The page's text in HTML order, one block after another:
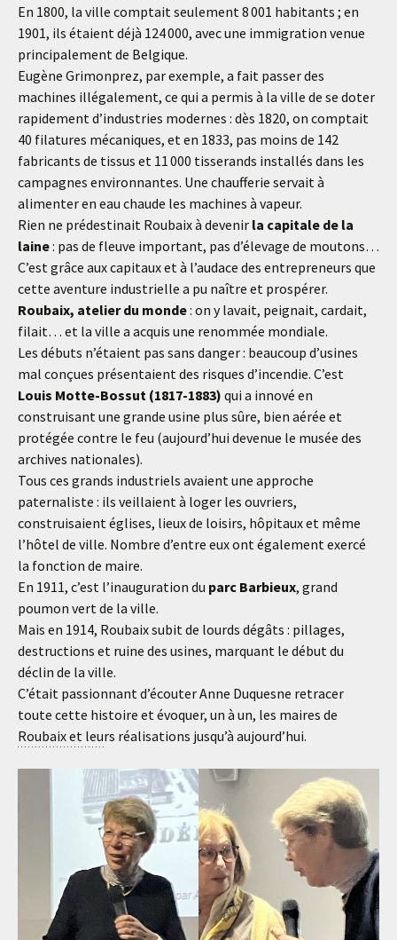
En 1800, la ville comptait seulement 8 001 habitants ; en
1901, ils étaient déjà 124 000, avec une immigration venue
principalement de Belgique.
Eugène Grimonprez, par exemple, a fait passer des
machines illégalement, ce qui a permis à la ville de se doter
rapidement d’industries modernes : dès 1820, on comptait
40 filatures mécaniques, et en 1833, pas moins de 142
fabricants de tissus et 11 000 tisserands installés dans les
campagnes environnantes. Une chaufferie servait à
alimenter en eau chaude les machines à vapeur.
Rien ne prédestinait Roubaix à devenir la capitale de la
laine: pas de fleuve important, pas d’élevage de moutons…
C’est grâce aux capitaux et à l’audace des entrepreneurs que
cette aventure industrielle a pu naître et prospérer.
Roubaix, atelier du monde: on y lavait, peignait, cardait,
filait… et la ville a acquis une renommée mondiale.
Les débuts n’étaient pas sans danger : beaucoup d’usines
mal conçues présentaient des risques d’incendie. C’est
Louis Motte-Bossut (1817-1883) qui a innové en
construisant une grande usine plus sûre, bien aérée et
protégée contre le feu (aujourd’hui devenue le musée des
archives nationales).
Tous ces grands industriels avaient une approche
paternaliste : ils veillaient à loger les ouvriers,
construisaient églises, lieux de loisirs, hôpitaux et même
l’hôtel de ville. Nombre d’entre eux ont également exercé
la fonction de maire.
En 1911, c’est l’inauguration du parc Barbieux, grand
poumon vert de la ville.
Mais en 1914, Roubaix subit de lourds dégâts : pillages,
destructions et ruine des usines, marquant le début du
déclin de la ville.
C’était passionnant d’écouter Anne Duquesne retracer
toute cette histoire et évoquer, un à un, les maires de
Roubaix et leurs réalisations jusqu’à aujourd’hui.